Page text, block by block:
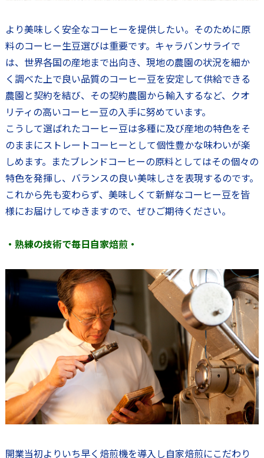
より美味しく安全なコーヒーを提供したい。そのために原
料のコーヒー生豆選びは重要です。キャラバンサライで
は、世界各国の産地まで出向き、現地の農園の状況を細か
く調べた上で良い品質のコーヒー豆を安定して供給できる
農園と契約を結び、その契約農園から輸入するなど、クオ
リティの高いコーヒー豆の入手に努めています。
こうして選ばれたコーヒー豆は多種に及び産地の特色をそ
のままにストレートコーヒーとして個性豊かな味わいが楽
しめます。またブレンドコーヒーの原料としてはその個々の
特色を発揮し、バランスの良い美味しさを表現するのです。
これから先も変わらず、美味しくて新鮮なコーヒー豆を皆
様にお届けしてゆきますので、ぜひご期待ください。
・熟練の技術で毎日自家焙煎・
開業当初よりいち早く焙煎機を導入し自家焙煎にこだわり